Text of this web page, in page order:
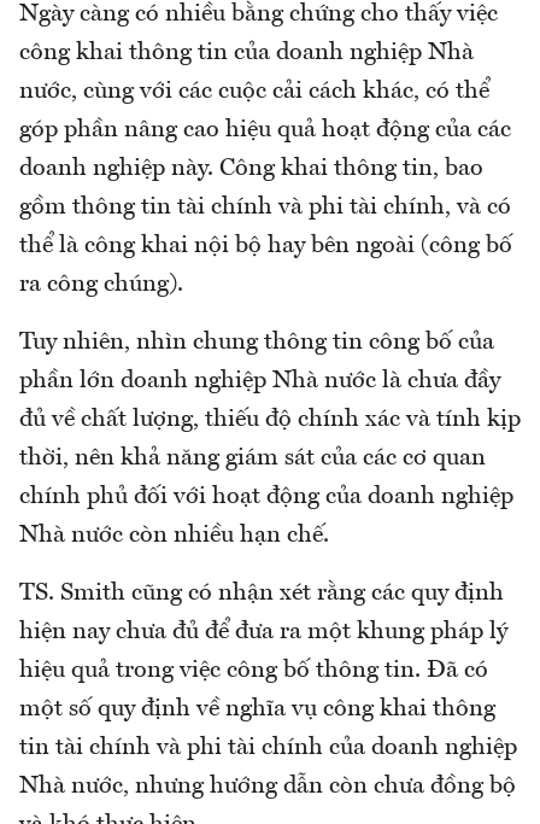
Ngày càng có nhiều bằng chứng cho thấy việc
công khai thông tin của doanh nghiệp Nhà
nước, cùng với các cuộc cải cách khác, có thể
góp phần nâng cao hiệu quả hoạt động của các
doanh nghiệp này. Công khai thông tin, bao
gồm thông tin tài chính và phi tài chính, và có
thể là công khai nội bộ hay bên ngoài (công bố
ra công chúng).
Tuy nhiên, nhìn chung thông tin công bố của
phần lớn doanh nghiệp Nhà nước là chưa đầy
đủ về chất lượng, thiếu độ chính xác và tính kịp
thời, nên khả năng giám sát của các cơ quan
chính phủ đối với hoạt động của doanh nghiệp
Nhà nước còn nhiều hạn chế.
TS. Smith cũng có nhận xét rằng các quy định
hiện nay chưa đủ để đưa ra một khung pháp lý
hiệu quả trong việc công bố thông tin. Đã có
một số quy định về nghĩa vụ công khai thông
tin tài chính và phi tài chính của doanh nghiệp
Nhà nước, nhưng hướng dẫn còn chưa đồng bộ